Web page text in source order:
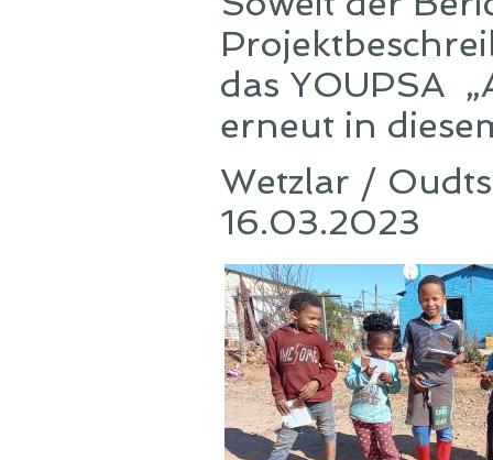
das YOUPSA
erneut in
Wetzlar /
16.03.2023